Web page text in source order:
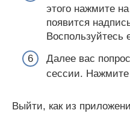
этого нажмите
появится
Воспользуйтесь
Далее вас
сессии. Нажмите
Выйти, как из